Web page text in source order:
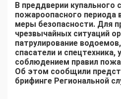
В преддверии купального
пожароопасного периода
меры безопасности. Для
чрезвычайных ситуаций
патрулирование
спасатели и спецтехника,
соблюдением правил
Об этом сообщили
брифинге Региональной